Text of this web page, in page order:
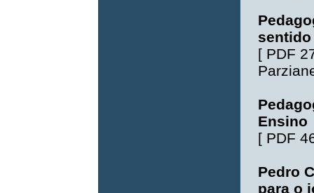
sentido
[ PDF
Ensino
[ PDF
Pedro
para o